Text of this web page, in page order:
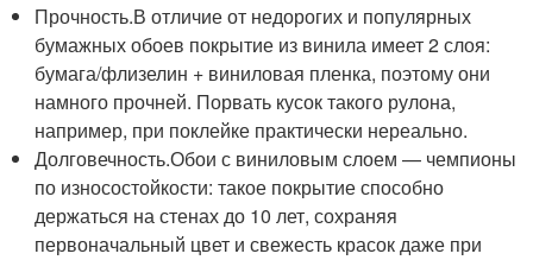
Прочность.В отличие от недорогих и популярных
бумажных обоев покрытие из винила имеет 2 слоя:
бумага/флизелин + виниловая пленка, поэтому они
намного прочней. Порвать кусок такого рулона,
например, при поклейке практически нереально.
Долговечность.Обои с виниловым слоем — чемпионы
по износостойкости: такое покрытие способно
держаться на стенах до 10 лет, сохраняя
первоначальный цвет и свежесть красок даже при